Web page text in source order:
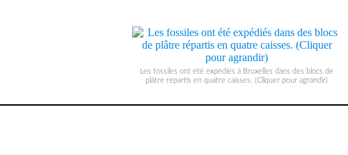
Les fossiles ont été expédiés à Bruxelles dans des blocs de
plâtre répartis en quatre caisses. (Cliquer pour agrandir)